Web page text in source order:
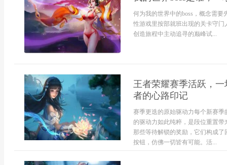
何为我的世界中的boss，概念需
性游戏里按部就班出现的关卡守
创造旅程中主动追寻的巅峰试...
王者荣耀赛季活跃，
者的心路印记
赛季更迭的原始驱动力每个新赛
的驱动力如此纯粹，是段位重置
那些等待解锁的奖励，它们构成
按钮，仿佛一切皆有可能。活...